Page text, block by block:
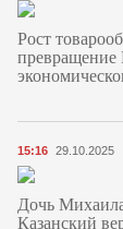
Рост
превращение
15:16 29.10.2025
Дочь
Казанский